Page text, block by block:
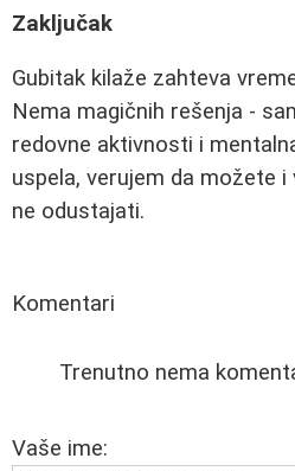
Zaključak
Gubitak kilaže zahteva
Nema magičnih rešenja -
redovne aktivnosti i
uspela, verujem da možete i
ne odustajati.
Komentari
Trenutno nema
Vaše ime: